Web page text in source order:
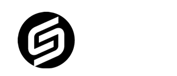
content